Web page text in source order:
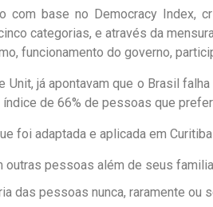
base no Democracy Index,
categorias, e através da
funcionamento do governo,
já apontavam que o Brasil
de 66% de pessoas que
foi adaptada e aplicada em
outras pessoas além de seus
das pessoas nunca, raramente